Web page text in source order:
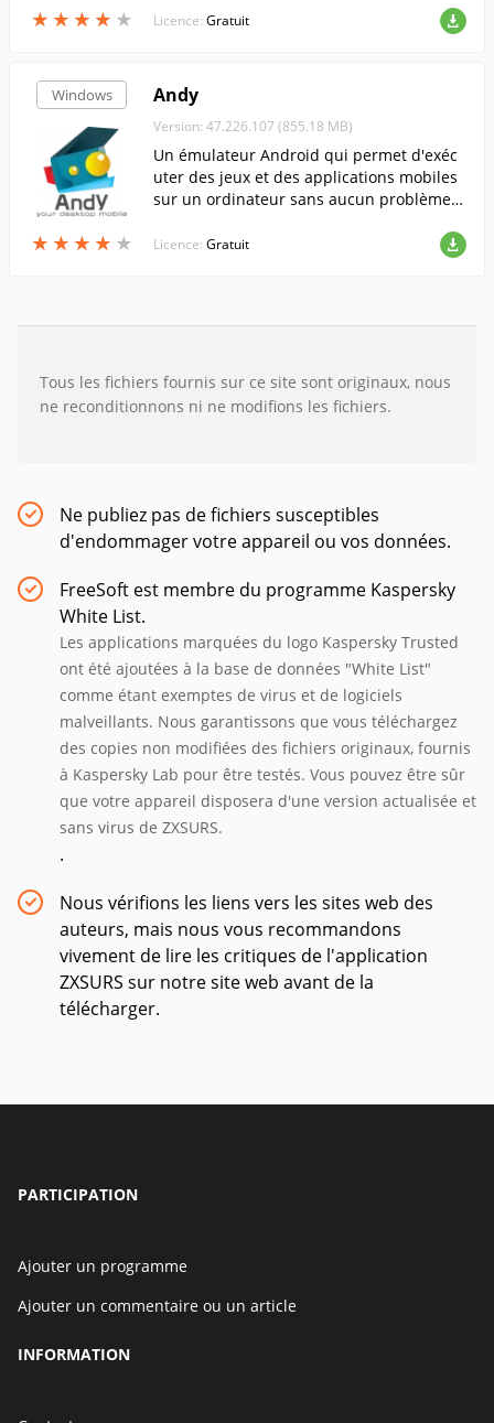
★ ★ ★ ★ ★
★ ★ ★ ★ ★ Licence: Gratuit
Windows
★ ★ ★ ★ ★
★ ★ ★ ★ ★
Andy
Version: 47.226.107 (855.18 MB)
Un émulateur Android qui permet d'exéc
uter des jeux et des applications mobiles
sur un ordinateur sans aucun problème n
Licence: Gratuit
Tous les fichiers fournis sur ce site sont originaux, nous
ne reconditionnons ni ne modifions les fichiers.
Ne publiez pas de fichiers susceptibles
d'endommager votre appareil ou vos données.
FreeSoft est membre du programme Kaspersky
White List.
Les applications marquées du logo Kaspersky Trusted
ont été ajoutées à la base de données "White List"
comme étant exemptes de virus et de logiciels
malveillants. Nous garantissons que vous téléchargez
des copies non modifiées des fichiers originaux, fournis
à Kaspersky Lab pour être testés. Vous pouvez être sûr
que votre appareil disposera d'une version actualisée et
sans virus de ZXSURS.
.
Nous vérifions les liens vers les sites web des
auteurs, mais nous vous recommandons
vivement de lire les critiques de l'application
ZXSURS sur notre site web avant de la
télécharger.
PARTICIPATION
Ajouter un programme
Ajouter un commentaire ou un article
INFORMATION